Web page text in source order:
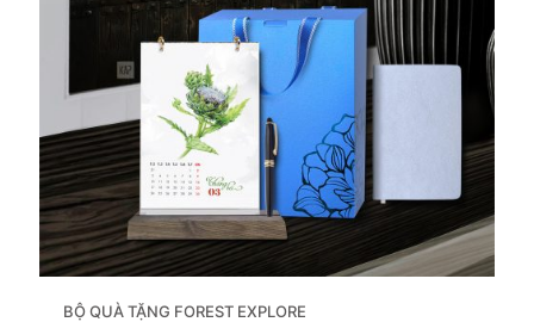
BỘ QUÀ TẶNG FOREST EXPLORE